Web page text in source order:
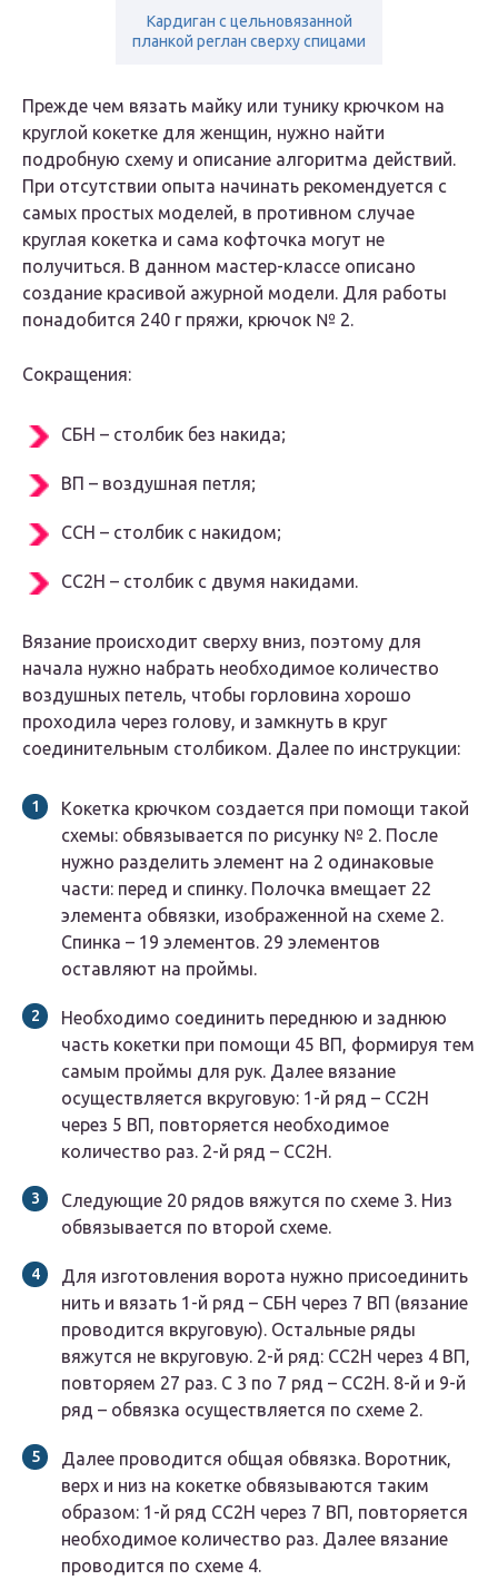
Кардиган с цельновязанной
планкой реглан сверху спицами
Прежде чем вязать майку или тунику крючком на
круглой кокетке для женщин, нужно найти
подробную схему и описание алгоритма действий.
При отсутствии опыта начинать рекомендуется с
самых простых моделей, в противном случае
круглая кокетка и сама кофточка могут не
получиться. В данном мастер-классе описано
создание красивой ажурной модели. Для работы
понадобится 240 г пряжи, крючок № 2.
Сокращения:
СБН – столбик без накида;
ВП – воздушная петля;
ССН – столбик с накидом;
СС2Н – столбик с двумя накидами.
Вязание происходит сверху вниз, поэтому для
начала нужно набрать необходимое количество
воздушных петель, чтобы горловина хорошо
проходила через голову, и замкнуть в круг
соединительным столбиком. Далее по инструкции:
Кокетка крючком создается при помощи такой
схемы: обвязывается по рисунку № 2. После
нужно разделить элемент на 2 одинаковые
части: перед и спинку. Полочка вмещает 22
элемента обвязки, изображенной на схеме 2.
Спинка – 19 элементов. 29 элементов
оставляют на проймы.
Необходимо соединить переднюю и заднюю
часть кокетки при помощи 45 ВП, формируя тем
самым проймы для рук. Далее вязание
осуществляется вкруговую: 1-й ряд – СС2Н
через 5 ВП, повторяется необходимое
количество раз. 2-й ряд – СС2Н.
Следующие 20 рядов вяжутся по схеме 3. Низ
обвязывается по второй схеме.
Для изготовления ворота нужно присоединить
нить и вязать 1-й ряд – СБН через 7 ВП (вязание
проводится вкруговую). Остальные ряды
вяжутся не вкруговую. 2-й ряд: СС2Н через 4 ВП,
повторяем 27 раз. С 3 по 7 ряд – СС2Н. 8-й и 9-й
ряд – обвязка осуществляется по схеме 2.
Далее проводится общая обвязка. Воротник,
верх и низ на кокетке обвязываются таким
образом: 1-й ряд СС2Н через 7 ВП, повторяется
необходимое количество раз. Далее вязание
проводится по схеме 4.